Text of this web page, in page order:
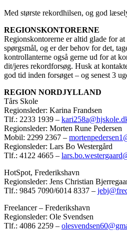
Med største rekordhilsen, og god
REGIONSKONTORERNE
Regionskontorerne er altid glade for at
spørgsmål, og er der behov for det,
kontrollanterne også gerne ud for at
dit/jeres rekordforsøg. Husk at
god tid inden forsøget – og senest 3
REGION NORDJYLLAND
Tårs Skole
Regionsleder: Karina Frandsen
Tlf.: 2233 1939 –
Regionsleder: Morten Rune Pedersen
Mobil: 2299 2367 –
Regionsleder: Lars Bo Westergård
Tlf.: 4122 4665 –
HotSpot, Frederikshavn
Regionsleder: Jens Christian
Tlf.: 9845 7090/6014 8337 –
Freelancer – Frederikshavn
Regionsleder: Ole Svendsen
Tlf.: 4086 2259 –